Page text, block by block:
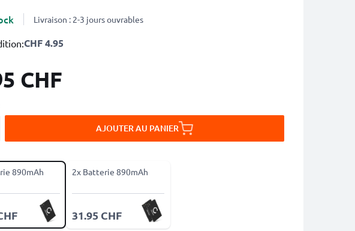
Livraison : 2-3 jours ouvrables
CHF 4.95
CHF
AJOUTER AU PANIER
890mAh 2x Batterie 890mAh
31.95 CHF